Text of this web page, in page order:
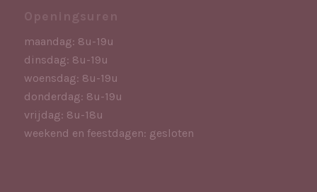
maandag: 8u-19u
dinsdag: 8u-19u
woensdag: 8u-19u
donderdag: 8u-19u
vrijdag: 8u-18u
weekend en feestdagen: gesloten